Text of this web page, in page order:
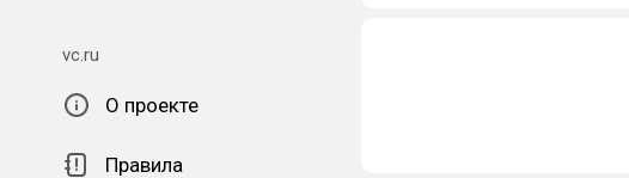
vc.ru
О проекте
Правила